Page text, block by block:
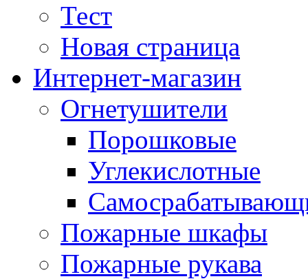
Тест
Новая страница
Интернет-магазин
Огнетушители
Порошковые
Углекислотные
Пожарные шкафы
Пожарные рукава